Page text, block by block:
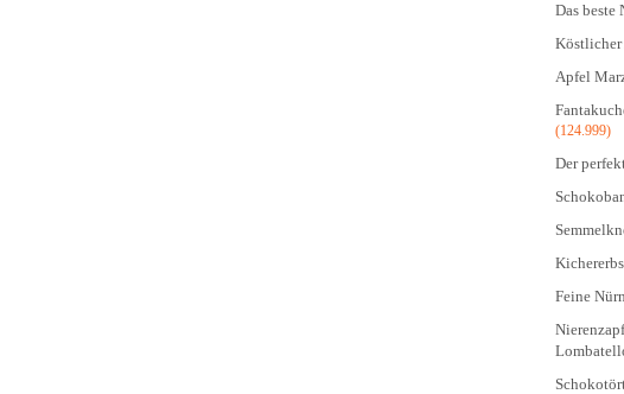
Das beste
Köstlicher
Apfel
(124.999)
Der
Feine